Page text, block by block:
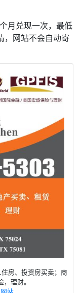
月兑现一次，最低
，网站不会自动寄
房、投资房买卖；商
理财。